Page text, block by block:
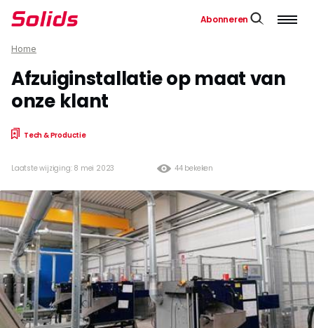
Abonneren
Home
Afzuiginstallatie op maat van
onze klant
Tech & Productie
44 bekeken
Laatste wijziging: 8 mei 2023